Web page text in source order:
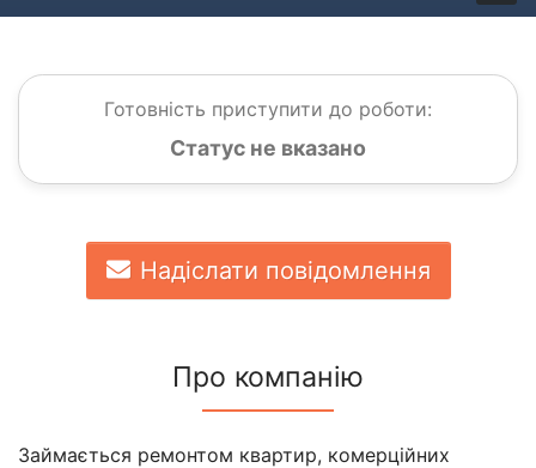
Готовність приступити до роботи:
Статус не вказано
Надіслати повідомлення
Про компанію
Займається ремонтом квартир, комерційних